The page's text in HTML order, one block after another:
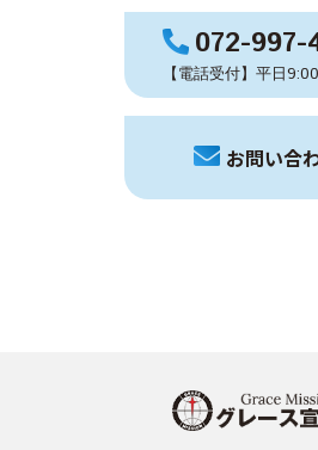
072-997-
【電話受付】平日
お問い合